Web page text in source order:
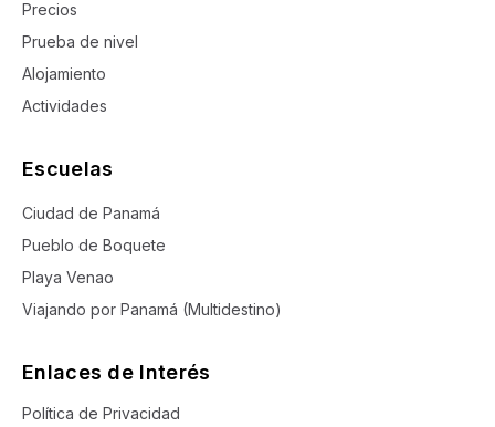
Precios
Prueba de nivel
Alojamiento
Actividades
Escuelas
Ciudad de Panamá
Pueblo de Boquete
Playa Venao
Viajando por Panamá (Multidestino)
Enlaces de Interés
Política de Privacidad